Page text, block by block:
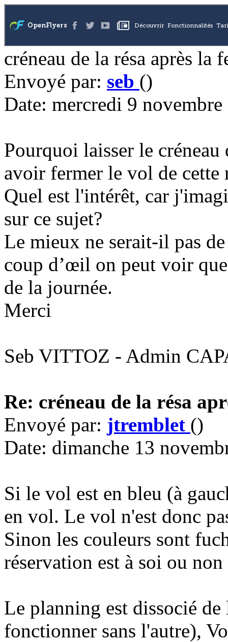
créneau de la résa après la
Envoyé par: seb ()
Date: mercredi 9
Pourquoi laisser le
avoir fermer le vol de cette
Quel est l'intérêt, car
sur ce sujet?
Le mieux ne serait-il pas
coup d’œil on peut voir
de la journée.
Merci
Seb VITTOZ - Admin
Re: créneau de la résa
Envoyé par: jtremblet ()
Date: dimanche 13
Si le vol est en bleu (à
en vol. Le vol n'est donc
Sinon les couleurs sont
réservation est à soi ou non
Le planning est dissocié
fonctionner sans l'autre),